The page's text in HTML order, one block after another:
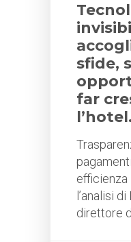
sfide,
far
l’hotel.
efficienza
l’analisi
direttore